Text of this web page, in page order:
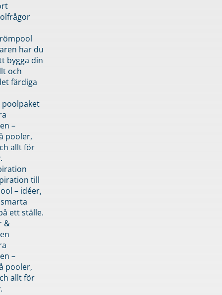
har du
bygga din
och
färdiga
–
pooler,
allt för
till
– idéer,
ett ställe.
&
–
pooler,
allt för